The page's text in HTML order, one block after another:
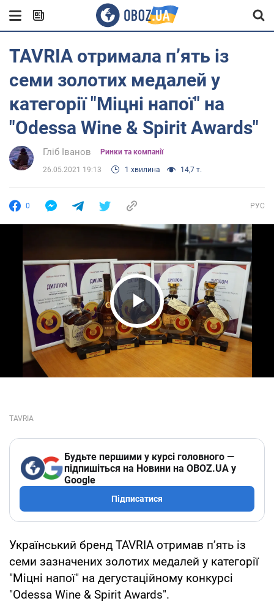
TAVRIA отримала п’ять із
семи золотих медалей у
категорії "Міцні напої" на
"Odessa Wine & Spirit Awards"
Гліб Іванов Ринки та компанії
26.05.2021 19:13 1 хвилина 14,7 т.
0 РУС
Play Video
Будьте першими у курсі головного —
підпишіться на Новини на OBOZ.UA у
Google
Підписатися
Український бренд TAVRIA отримав п’ять із
семи зазначених золотих медалей у категорії
"Міцні напої" на дегустаційному конкурсі
"Odessa Wine & Spirit Awards".